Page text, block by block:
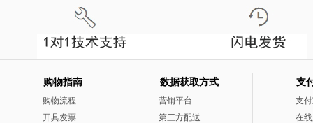
购物指南
购物流程
开具发票
数据获取方式
营销平台
第三方配送
支
支
在